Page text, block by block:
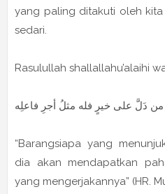
yang paling ditakuti oleh
sedari.
Rasulullah shallallahu’alaihi
من دَلَّ على خيرٍ فله مثلُ أجرِ فاعلِه
“Barangsiapa yang
dia akan mendapatkan
yang mengerjakannya” (HR.